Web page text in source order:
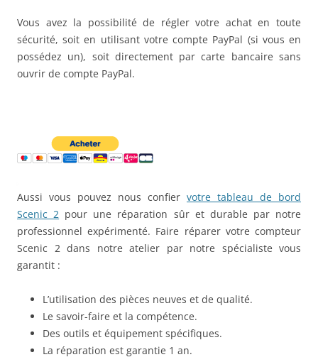
Vous avez la possibilité de régler votre achat en toute
sécurité, soit en utilisant votre compte PayPal (si vous en
possédez un), soit directement par carte bancaire sans
ouvrir de compte PayPal.
Aussi vous pouvez nous confier votre tableau de bord
Scenic 2 pour une réparation sûr et durable par notre
professionnel expérimenté. Faire réparer votre compteur
Scenic 2 dans notre atelier par notre spécialiste vous
garantit :
L’utilisation des pièces neuves et de qualité.
Le savoir-faire et la compétence.
Des outils et équipement spécifiques.
La réparation est garantie 1 an.